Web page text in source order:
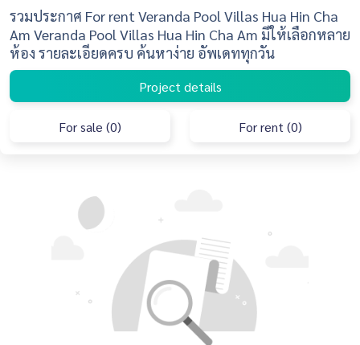
รวมประกาศ For rent Veranda Pool Villas Hua Hin Cha
Am Veranda Pool Villas Hua Hin Cha Am มีให้เลือกหลาย
ห้อง รายละเอียดครบ ค้นหาง่าย อัพเดททุกวัน
Project details
For sale (0) For rent (0)